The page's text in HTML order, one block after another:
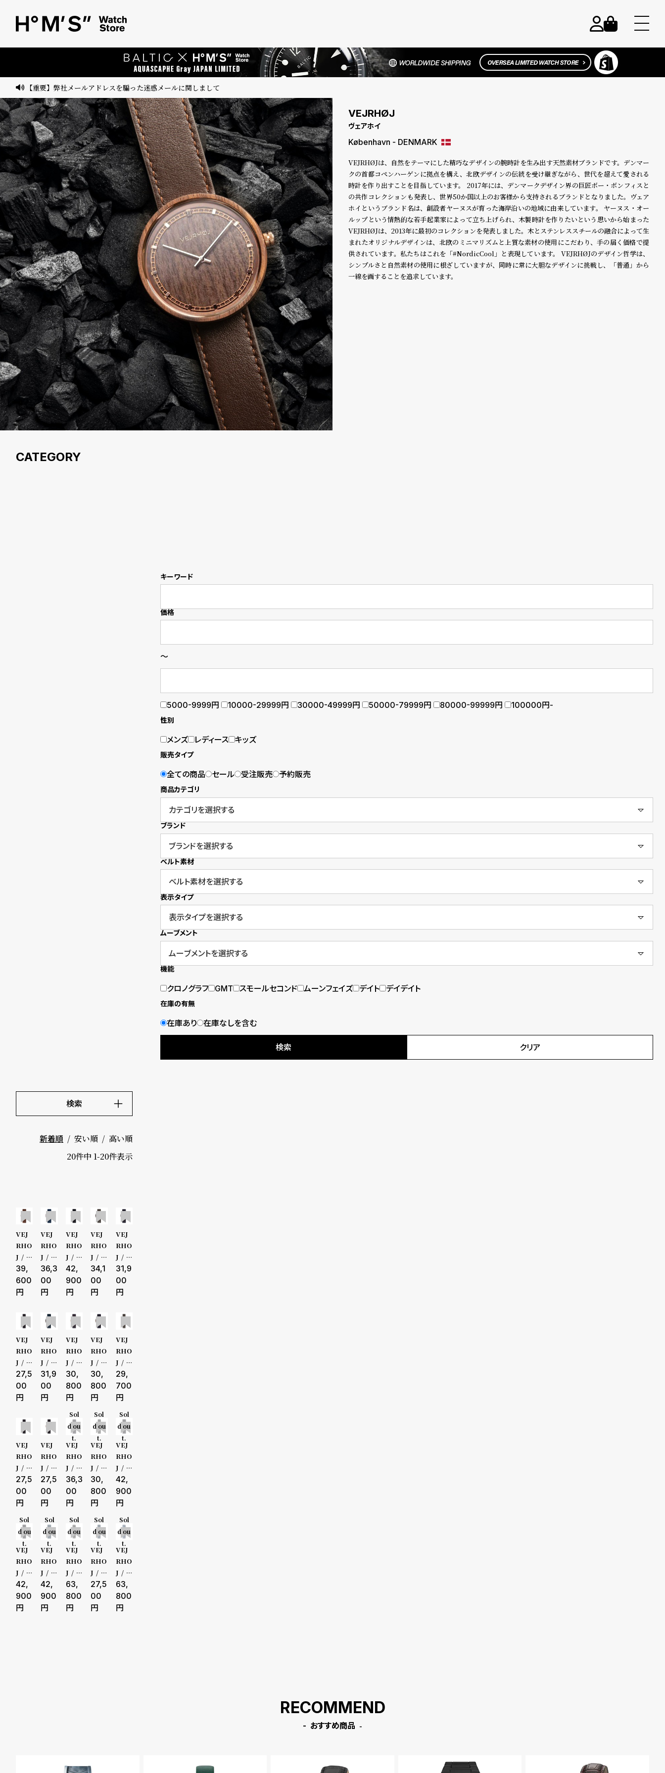
ト
ウ
チ
バ
ン
ド
そ
の
他
の
商
品
限
定
別
注
モ
デ
ル
受
注
販
売
モ
デ
雑
誌
掲
載
商
品
【重要】弊社メールアドレスを騙った迷惑メールに関しまして
VEJRHØJ
ヴェアホイ
København - DENMARK
VEJRHØJは、自然をテーマにした精巧なデザインの腕時計を生み出す天然素材ブランドです。デンマー
クの首都コペンハーゲンに拠点を構え、北欧デザインの伝統を受け継ぎながら、世代を超えて愛される
時計を作り出すことを目指しています。 2017年には、デンマークデザイン界の巨匠ボー・ボンフィスと
の共作コレクションも発表し、世界50か国以上のお客様から支持されるブランドとなりました。ヴェア
ホイというブランド名は、創設者ヤーヌスが育った海岸沿いの地域に由来しています。 ヤーヌス・オー
ルップという情熱的な若手起業家によって立ち上げられ、木製時計を作りたいという思いから始まった
VEJRHØJは、2013年に最初のコレクションを発表しました。木とステンレススチールの融合によって生
まれたオリジナルデザインは、北欧のミニマリズムと上質な素材の使用にこだわり、手の届く価格で提
供されています。私たちはこれを「#NordicCool」と表現しています。 VEJRHØJのデザイン哲学は、
シンプルさと自然素材の使用に根ざしていますが、同時に常に大胆なデザインに挑戦し、「普通」から
一線を画することを追求しています。
キーワード
価格
～
5000-9999円 10000-29999円 30000-49999円 50000-79999円 80000-99999円 100000円-
性別
メンズ レディース キッズ
販売タイプ
全ての商品 セール 受注販売 予約販売
商品カテゴリ
ブランド
ベルト素材
表示タイプ
ムーブメント
機能
クロノグラフ GMT スモールセコンド ムーンフェイズ デイト デイデイト
在庫の有無
在庫あり 在庫なしを含む
検索
10000-2
9999円
30000-
50000-
79999円
80000-
99999円
100000
円-
性別
メンズ
ス
キッズ
販売タイプ
全ての商
セール
受注販売
予約販売
商品カテゴリ ブランド
新着順 安い順
高い順
20件中 1-20件表示
VEJ
RHO
J / ヴ
ェア
ホイ
ARC
mes
39,
600
VEJ
RHO
J / ヴ
ェア
ホイ
ARC
blue
36,3
00
VEJ
RHO
J / ヴ
ェア
ホイ
Nor
Nigh
42,
900
VEJ
RHO
J / ヴ
ェア
ホイ
BLA
OLD
Mes
h
34,1
00
VEJ
RHO
J / ヴ
ェア
ホイ
BLA
OLD
31,9
00
VEJ
RHO
J / ヴ
ェア
ホイ
Petit
KUR
27,5
00
VEJ
RHO
J / ヴ
ェア
ホイ
BLA
OLD
31,9
00
VEJ
RHO
J / ヴ
ェア
ホイ
The
E
30,
800
VEJ
RHO
J / ヴ
ェア
ホイ
The
HT
30,
800
VEJ
RHO
J / ヴ
ェア
ホイ
Petit
ACK
GOL
D me
sh
29,
700
VEJ
RHO
J / ヴ
ェア
ホイ
Petit
e GO
LD
27,5
00
VEJ
RHO
J / ヴ
ェア
ホイ
Petit
e RO
SE
27,5
00
Sol
d ou
t.
VEJ
RHO
J / ヴ
ェア
ホイ
ARC
36,3
00
Sol
d ou
t.
VEJ
RHO
J / ヴ
ェア
ホイ
Petit
CTI
C
30,
800
Sol
d ou
t.
VEJ
RHO
J / ヴ
ェア
ホイ
Nor
old
42,
900
Sol
d ou
t.
VEJ
RHO
J / ヴ
ェア
ホイ
Nor
42,
900
Sol
d ou
t.
VEJ
RHO
J / ヴ
ェア
ホイ
Nor
42,
900
Sol
d ou
t.
VEJ
RHO
J / ヴ
ェア
ホイ
A01
63,
800
Sol
d ou
t.
VEJ
RHO
J / ヴ
ェア
ホイ
Petit
27,5
00
Sol
d ou
t.
VEJ
RHO
J / ヴ
ェア
ホイ
A02
63,
800
RECOMMEND
おすすめ商品